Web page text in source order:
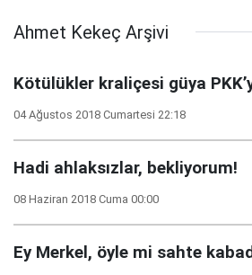
Ahmet Kekeç Arşivi
Kötülükler kraliçesi güya
04 Ağustos 2018 Cumartesi 22:18
Hadi ahlaksızlar, bekliyorum!
08 Haziran 2018 Cuma 00:00
Ey Merkel, öyle mi sahte